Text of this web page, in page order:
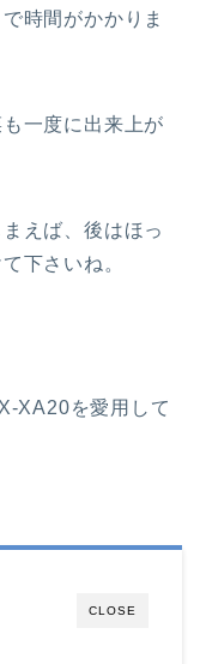
時間がかかりま
一度に出来上が
えば、後はほっ
下さいね。
XA20を愛用して
CLOSE